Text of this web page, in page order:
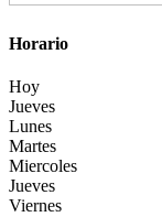
Horario
Hoy
Jueves
Lunes
Martes
Miercoles
Jueves
Viernes